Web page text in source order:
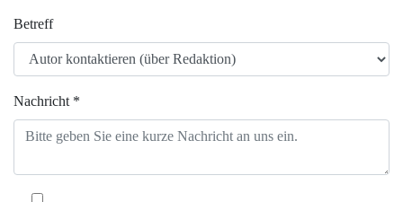
Betreff
Nachricht *